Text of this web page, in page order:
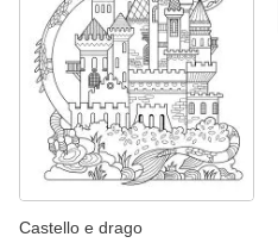
Castello e drago